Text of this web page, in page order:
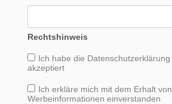
Rechtshinweis
Ich habe die Datenschutzerklärung
akzeptiert
Ich erkläre mich mit dem Erhalt von
Werbeinformationen einverstanden